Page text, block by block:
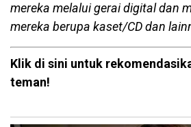
mereka melalui gerai digital dan
mereka berupa kaset/CD dan
Klik di sini untuk
teman!